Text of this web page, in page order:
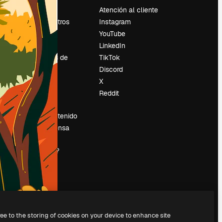
Precios
Sobre nosotros
Reviews
Empleo
Tendencias de
búsqueda
Blog
Eventos
Slidesgo
Vender contenido
Sala de prensa
¿Buscas
magnific.ai?
Atención al cliente
Instagram
YouTube
LinkedIn
TikTok
Discord
X
Reddit
to the storing of cookies on your device to enhance site